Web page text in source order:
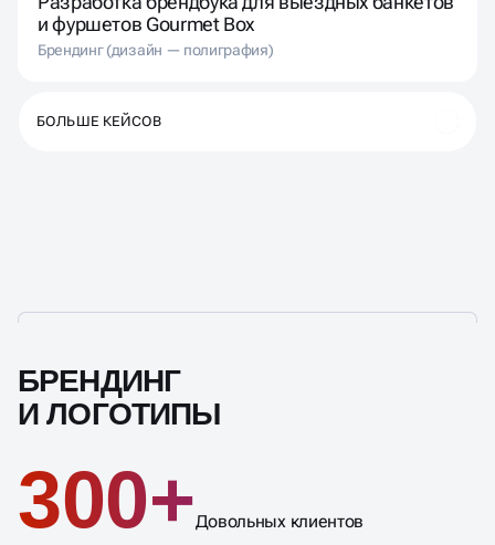
и фуршетов Gourmet Box
Брендинг (дизайн — полиграфия)
БОЛЬШЕ КЕЙСОВ
БРЕНДИНГ
И ЛОГОТИПЫ
300+Довольных клиентов